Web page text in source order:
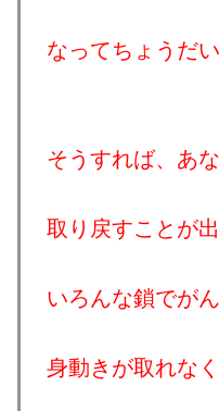
なってちょうだい
そうすれば、あ
取り戻すことが出
いろんな鎖でが
身動きが取れな